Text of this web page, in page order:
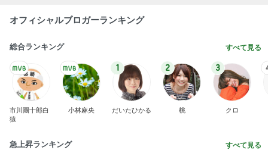
オフィシャルブロガーランキング
総合ランキング すべて見る
市川團十郎白
猿
小林麻央
1
だいたひかる
2
桃
3
クロ
急上昇ランキング すべて見る